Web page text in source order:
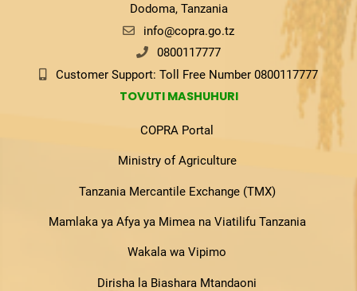
Dodoma, Tanzania
info@copra.go.tz
0800117777
Customer Support: Toll Free Number 0800117777
TOVUTI MASHUHURI
COPRA Portal
Ministry of Agriculture
Tanzania Mercantile Exchange (TMX)
Mamlaka ya Afya ya Mimea na Viatilifu Tanzania
Wakala wa Vipimo
Dirisha la Biashara Mtandaoni